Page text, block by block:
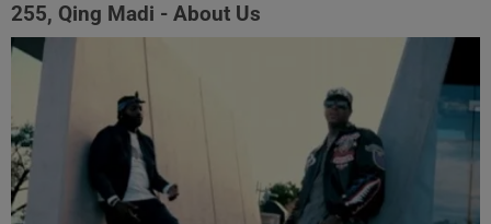
255, Qing Madi - About Us